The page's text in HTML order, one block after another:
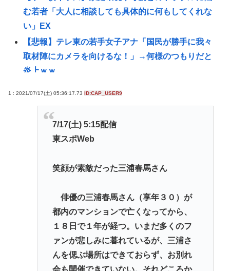
む若者「大人に相談しても具体的に何もしてくれな
い」EX
【悲報】テレ東の若手女子アナ「国民が勝手に我々
取材陣にカメラを向けるな！」→何様のつもりだと
炎上ｗｗ
昔のおまいら「マクドはクソ！モスバーガー最高
や！」👈この風潮はもう無くなった？
【画像】1998年のギャルゲー雑誌www
「まるで難民キャンプ」 避難所の劣悪な環境に専
門家も「びっくりした」 車中泊にもリスクが
「熱したフライパンに飛び込むようなもの」
日本『30℃』でも涼しい
1 : 2021/07/17(土) 05:36:17.73 ID:CAP_USER9
7/17(土) 5:15配信
東スポWeb
笑顔が素敵だった三浦春馬さん
俳優の三浦春馬さん（享年３０）が
都内のマンションで亡くなってから、
１８日で１年が経つ。いまだ多くのフ
ァンが悲しみに暮れているが、三浦さ
んを偲ぶ場所はできておらず、お別れ
会も開催できていない。それどころか